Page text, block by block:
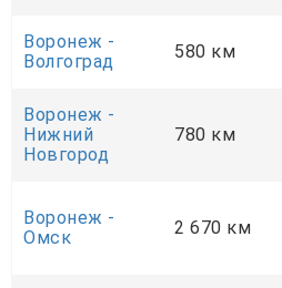
Воронеж -
Волгоград
580 км
Воронеж -
Нижний
Новгород
780 км
Воронеж -
Омск
2 670 км